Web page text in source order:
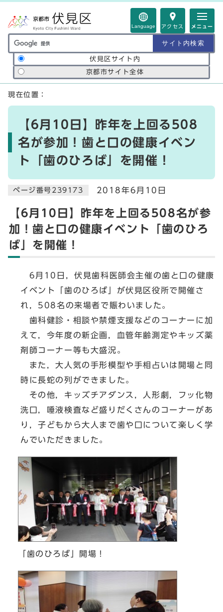
Language アクセス メニュー
サイト内検索の範囲
伏見区サイト内
京都市サイト全体
ここから本文です
現在位置：
【6月10日】昨年を上回る508
名が参加！歯と口の健康イベン
ト「歯のひろば」を開催！
ページ番号239173 2018年6月10日
【6月10日】昨年を上回る508名が参
加！歯と口の健康イベント「歯のひろ
ば」を開催！
6月10日，伏見歯科医師会主催の歯と口の健康
イベント「歯のひろば」が伏見区役所で開催さ
れ，508名の来場者で賑わいました。
歯科健診・相談や禁煙支援などのコーナーに加
えて，今年度の新企画，血管年齢測定やキッズ薬
剤師コーナー等も大盛況。
また，大人気の手形模型や手相占いは開場と同
時に長蛇の列ができました。
その他，キッズチアダンス，人形劇，フッ化物
洗口，唾液検査など盛りだくさんのコーナーがあ
り，子どもから大人まで歯や口について楽しく学
んでいただきました。
「歯のひろば」開場！